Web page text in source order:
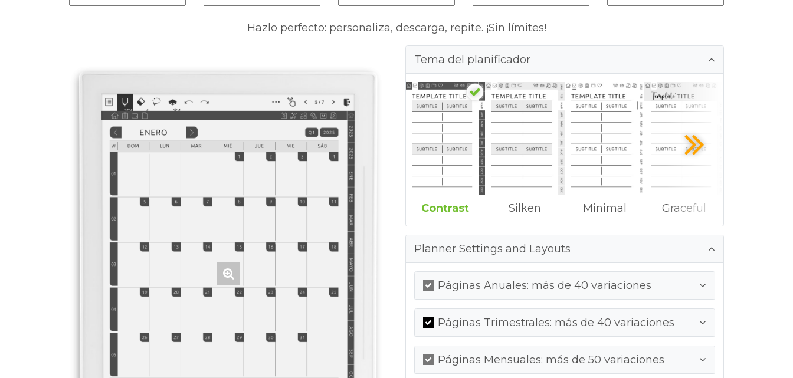
Hazlo perfecto: personaliza, descarga, repite. ¡Sin límites!
Tema del planificador
Contrast Silken Minimal Graceful
Planner Settings and Layouts
Páginas Anuales: más de 40 variaciones
Páginas Trimestrales: más de 40 variaciones
Páginas Mensuales: más de 50 variaciones